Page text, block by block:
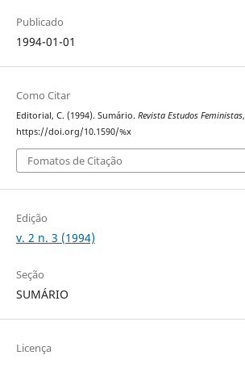
Publicado
1994-01-01
Como Citar
Editorial, C. (1994). Sumário. Revista Estudos Feministas,
https://doi.org/10.1590/%x
Fomatos de Citação
Edição
v. 2 n. 3 (1994)
Seção
SUMÁRIO
Licença